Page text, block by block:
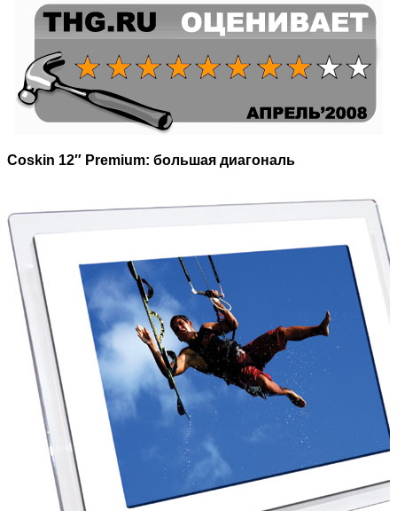
Coskin 12″ Premium: большая диагональ